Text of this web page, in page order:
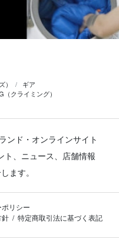
）
ギア
（クライミング）
ンド・オンラインサイト
ト、ニュース、店舗情報
ます。
リシー
針
特定商取引法に基づく表記